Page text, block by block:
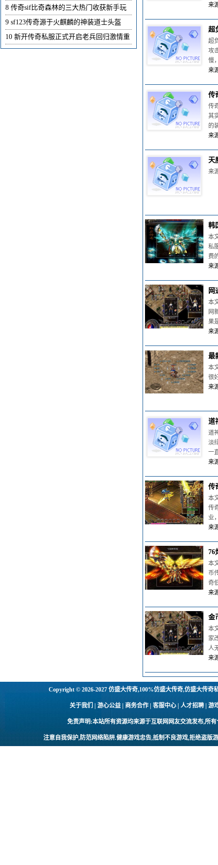
来
超
超
攻
慢
来
传
传
其
的
来
天
来
韩
本
私
费
来
网
本
网
果
来
最
本
很
来
道
道
淡
一
来
传
本
传
业
来
76
本
币
奇
来
金
本
家
人
来
8 传奇sif比奇森林的三大热门收获新手玩
9 sf123传奇源于火麒麟的神装道士头盔
10 新开传奇私服正式开启老兵回归激情重
Copyright © 2026-2027仿盛大传奇,100%仿盛大传奇,仿盛大传奇
关于我们 | 游心公益 | 商务合作 | 客服中心 | 人才招聘 |
免责声明:本站所有资源均来源于互联网网友交流发布,所
注意自我保护,防范网络陷阱.健康游戏忠告,抵制不良游戏,拒绝盗版